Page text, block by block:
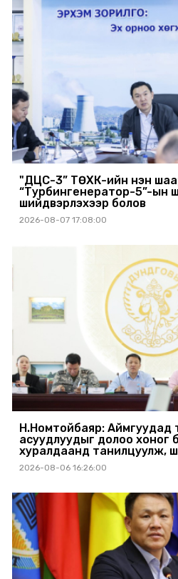
"ДЦС-3” ТӨХК-ийн нэн
“Турбингенератор-5”-ын
шийдвэрлэхээр болов
2026-08-07 17:08:00
Н.Номтойбаяр: Аймгуудад
асуудлуудыг долоо хоног
хуралдаанд танилцуулж,
2026-08-06 16:26:00